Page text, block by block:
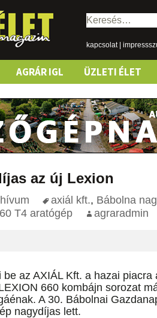
Keresés:
kapcsolat|
AGRÁR IGL ÜZLETI ÉLET
az új Lexion
axiál kft., Bábolna
T4 aratógép agraradmin
az AXIÁL Kft. a hazai
660 kombájn sorozat
A 30. Bábolnai
nagydíjas lett.